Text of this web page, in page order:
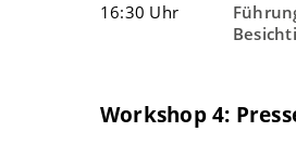
16:30 Uhr
Workshop 4: